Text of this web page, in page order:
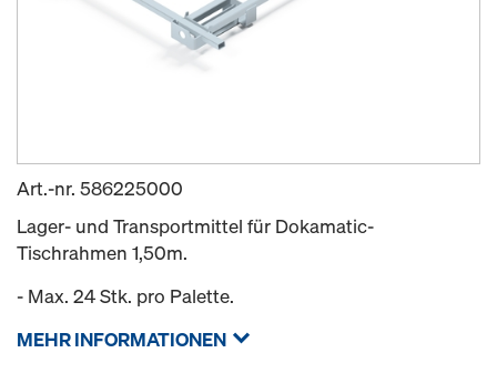
Art.-nr. 586225000
Lager- und Transportmittel für Dokamatic-
Tischrahmen 1,50m.
- Max. 24 Stk. pro Palette.
MEHR INFORMATIONEN